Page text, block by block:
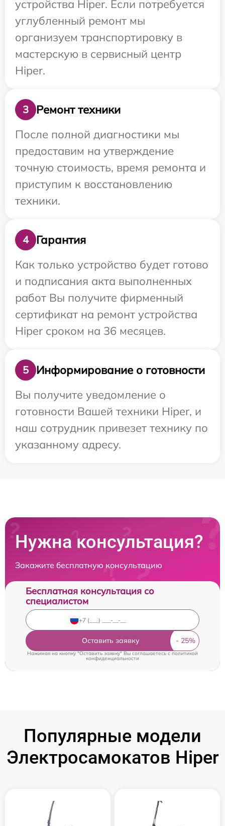
устройства Hiper. Если потребуется
углубленный ремонт мы
организуем транспортировку в
мастерскую в сервисный центр
Hiper.
3
Ремонт техники
После полной диагностики мы
предоставим на утверждение
точную стоимость, время ремонта и
приступим к восстановлению
техники.
4
Гарантия
Как только устройство будет готово
и подписания акта выполненных
работ Вы получите фирменный
сертификат на ремонт устройства
Hiper сроком на 36 месяцев.
5
Информирование о готовности
Вы получите уведомление о
готовности Вашей техники Hiper, и
наш сотрудник привезет технику по
указанному адресу.
Нужна консультация?
Закажите бесплатную консультацию
Бесплатная консультация со
специалистом
Оставить заявку
Нажимая на кнопку "Оставить заявку" Вы соглашаетесь c политикой
конфиденциальности
Популярные модели
Электросамокатов Hiper